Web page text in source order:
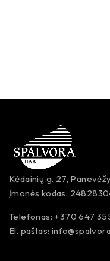
Kėdainių g. 27,
Įmonės kodas:
Telefonas: +370 647
El. paštas: